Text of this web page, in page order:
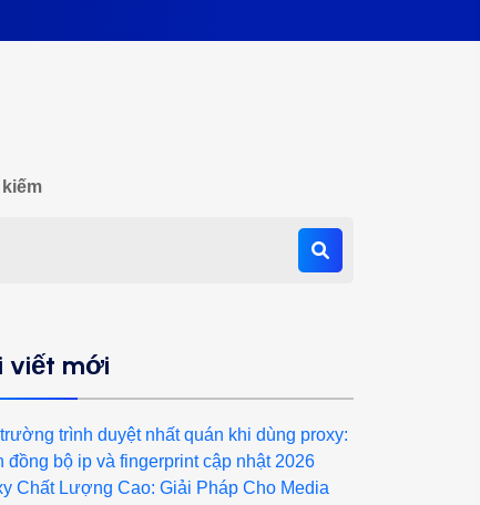
viết mới
trình duyệt nhất quán khi dùng proxy:
đồng bộ ip và fingerprint cập nhật 2026
Chất Lượng Cao: Giải Pháp Cho Media